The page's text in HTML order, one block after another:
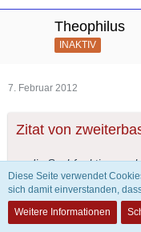
Theophilus
INAKTIV
7. Februar 2012
Zitat von
... die Suchfunktion
dumm ...
Diese Seite verwendet
sich damit einverstanden,
Weitere Informationen